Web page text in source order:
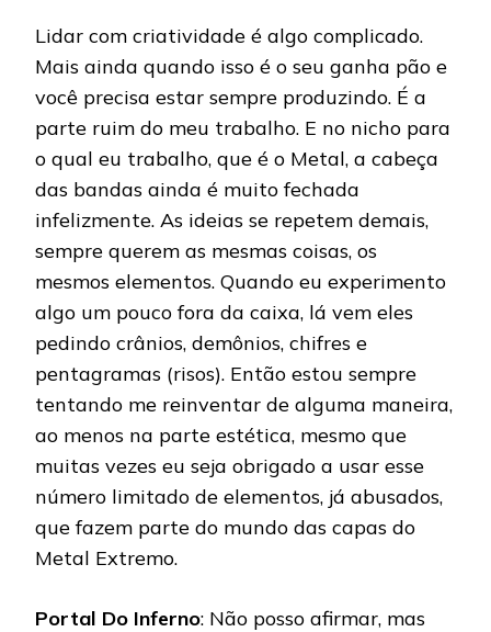
Lidar com criatividade é algo complicado.
Mais ainda quando isso é o seu ganha pão e
você precisa estar sempre produzindo. É a
parte ruim do meu trabalho. E no nicho para
o qual eu trabalho, que é o Metal, a cabeça
das bandas ainda é muito fechada
infelizmente. As ideias se repetem demais,
sempre querem as mesmas coisas, os
mesmos elementos. Quando eu experimento
algo um pouco fora da caixa, lá vem eles
pedindo crânios, demônios, chifres e
pentagramas (risos). Então estou sempre
tentando me reinventar de alguma maneira,
ao menos na parte estética, mesmo que
muitas vezes eu seja obrigado a usar esse
número limitado de elementos, já abusados,
que fazem parte do mundo das capas do
Metal Extremo.
Portal Do Inferno: Não posso afirmar, mas